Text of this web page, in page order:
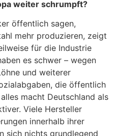
weiter schrumpft?
öffentlich sagen,
mehr produzieren, zeigt
für die Industrie
es schwer – wegen
und weiterer
die öffentlich
macht Deutschland als
Viele Hersteller
innerhalb ihrer
sich nichts grundlegend